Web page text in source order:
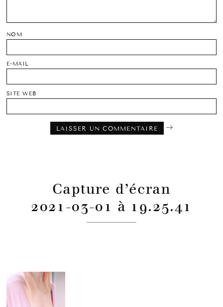
NOM
E-MAIL
SITE WEB
Capture d’écran
2021-03-01 à 19.25.41